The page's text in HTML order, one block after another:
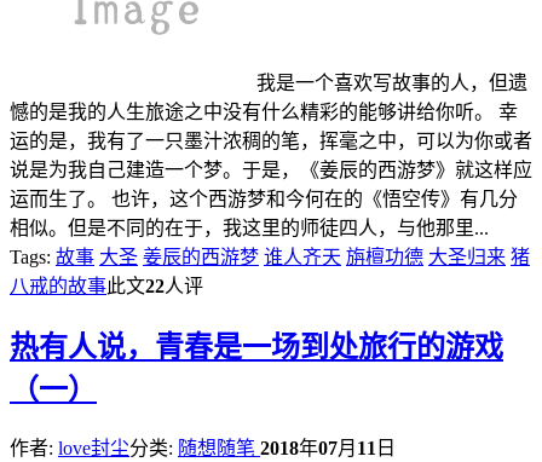
我是一个喜欢写故事的人，但遗
憾的是我的人生旅途之中没有什么精彩的能够讲给你听。 幸
运的是，我有了一只墨汁浓稠的笔，挥毫之中，可以为你或者
说是为我自己建造一个梦。于是，《姜辰的西游梦》就这样应
运而生了。 也许，这个西游梦和今何在的《悟空传》有几分
相似。但是不同的在于，我这里的师徒四人，与他那里...
Tags: 故事 大圣 姜辰的西游梦 谁人齐天 旃檀功德 大圣归来 猪
八戒的故事此文22人评
热有人说，青春是一场到处旅行的游戏
（一）
作者: love封尘分类: 随想随笔 2018年07月 11 日